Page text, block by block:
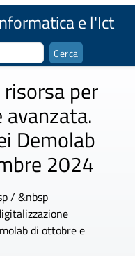
e l'Ict
per
Demolab
2024
/ &nbsp
di ottobre e